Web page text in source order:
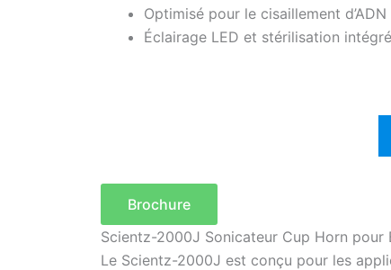
Optimisé pour le cisaillement
Éclairage LED et stérilisation
Brochure
Scientz-2000J Sonicateur Cup Horn
Le Scientz-2000J est conçu pour les